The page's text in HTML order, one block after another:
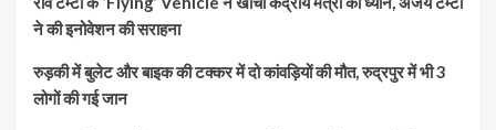
ने की इनोवेशन की सराहना
रुड़की में बुलेट और बाइक की टक्कर में दो कांवड़ियों की मौत, रुद्रपुर में भी 3
लोगों की गई जान